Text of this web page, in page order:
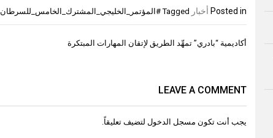
Posted in أخبار Tagged #المؤتمر_الخليجي_المشترك_الخامس_للسرطان
تصفّح
أكاديمية “بادري” تمهِّد الطريق لإتقان المهارات المبتكرة
LEAVE A COMMENT
يجب أنت تكون مسجل الدخول لتضيف تعليقاً.